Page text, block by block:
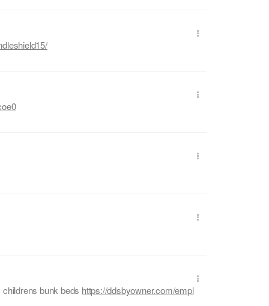
bunk beds https://ddsbyowner.com/empl